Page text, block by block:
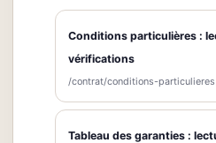
Conditions particulières :
vérifications
/contrat/conditions-particulieres
Tableau des garanties :